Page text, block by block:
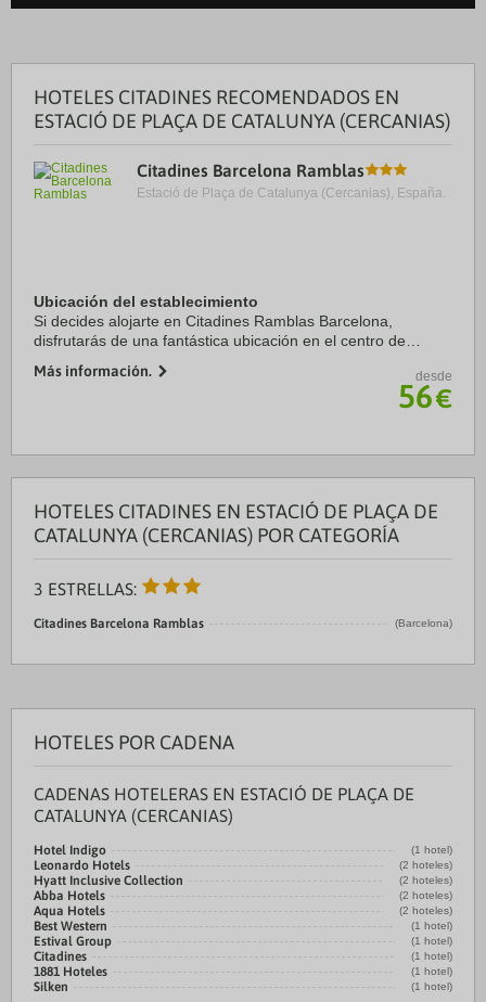
HOTELES CITADINES RECOMENDADOS EN
ESTACIÓ DE PLAÇA DE CATALUNYA (CERCANIAS)
Citadines Barcelona Ramblas
Estació de Plaça de Catalunya (Cercanias), España.
Ubicación del establecimiento
Si decides alojarte en Citadines Ramblas Barcelona,
disfrutarás de una fantástica ubicación en el centro de
de Catedral de Barcelona. Además, este ...
Más información. desde
56€
HOTELES CITADINES EN ESTACIÓ DE PLAÇA DE
CATALUNYA (CERCANIAS) POR CATEGORÍA
3 ESTRELLAS:
Citadines Barcelona Ramblas (Barcelona)
HOTELES POR CADENA
CADENAS HOTELERAS EN ESTACIÓ DE PLAÇA DE
CATALUNYA (CERCANIAS)
Hotel Indigo (1 hotel)
Leonardo Hotels (2 hoteles)
Hyatt Inclusive Collection (2 hoteles)
Abba Hotels (2 hoteles)
Aqua Hotels (2 hoteles)
Best Western (1 hotel)
Estival Group (1 hotel)
Citadines (1 hotel)
1881 Hoteles (1 hotel)
Silken (1 hotel)